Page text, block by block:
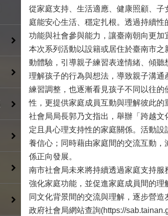
從家庭支持、生活適應、健康照顧、
庭能安心生活、穩定扎根。透過持續
功能與社會參與能力，讓臺南朝向更加
本次系列活動以設籍或居住於臺南市
動體驗，引導親子練習表達情緒、傾
理解孩子的行為與想法，導致親子溝
練習調整，也逐漸看見孩子不同以往
性，更提供家庭成員互動與理解彼此的
社會局局長郭乃文指出，舉辦「跨越
定且具心理支持性的家庭關係。活動
養信心；同時藉由家庭間的交流互動
係正向發展。
南市社會局未來將持續透過家庭支持服
強化家庭功能，並促進家庭成員間的
同文化背景間的交流與理解，逐步營
政府社會局網站查詢(https://